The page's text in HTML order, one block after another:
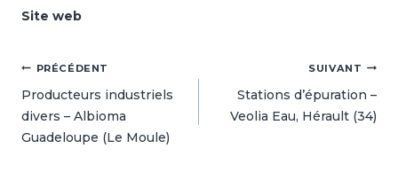
Site web
Navigation
de
l’article
PRÉCÉDENT
Producteurs industriels
divers – Albioma
Guadeloupe (Le Moule)
SUIVANT
Stations d’épuration –
Veolia Eau, Hérault (34)